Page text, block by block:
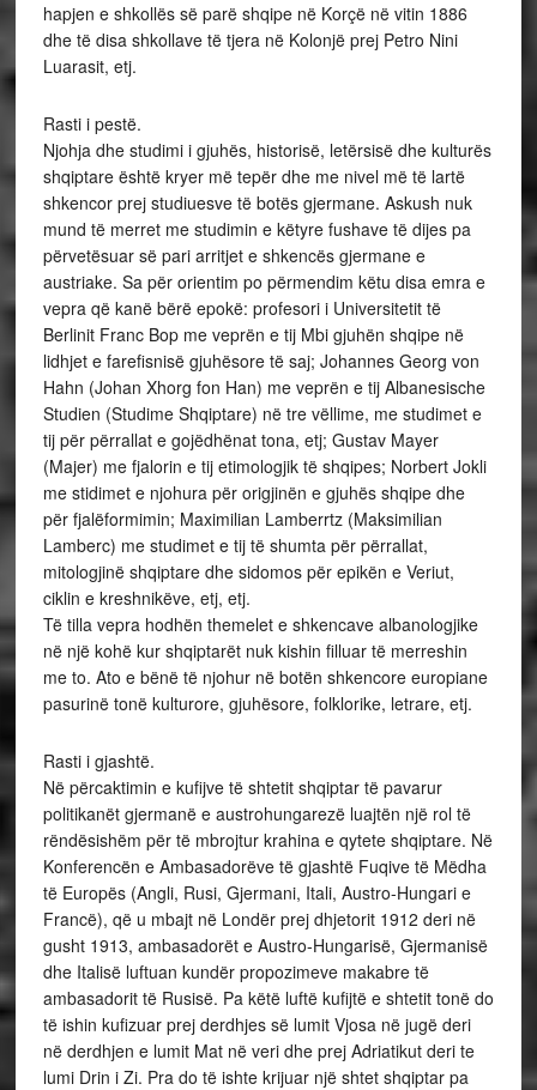
hapjen e shkollës së parë shqipe në Korçë në vitin 1886
dhe të disa shkollave të tjera në Kolonjë prej Petro Nini
Luarasit, etj.
Rasti i pestë.
Njohja dhe studimi i gjuhës, historisë, letërsisë dhe kulturës
shqiptare është kryer më tepër dhe me nivel më të lartë
shkencor prej studiuesve të botës gjermane. Askush nuk
mund të merret me studimin e këtyre fushave të dijes pa
përvetësuar së pari arritjet e shkencës gjermane e
austriake. Sa për orientim po përmendim këtu disa emra e
vepra që kanë bërë epokë: profesori i Universitetit të
Berlinit Franc Bop me veprën e tij Mbi gjuhën shqipe në
lidhjet e farefisnisë gjuhësore të saj; Johannes Georg von
Hahn (Johan Xhorg fon Han) me veprën e tij Albanesische
Studien (Studime Shqiptare) në tre vëllime, me studimet e
tij për përrallat e gojëdhënat tona, etj; Gustav Mayer
(Majer) me fjalorin e tij etimologjik të shqipes; Norbert Jokli
me stidimet e njohura për origjinën e gjuhës shqipe dhe
për fjalëformimin; Maximilian Lamberrtz (Maksimilian
Lamberc) me studimet e tij të shumta për përrallat,
mitologjinë shqiptare dhe sidomos për epikën e Veriut,
ciklin e kreshnikëve, etj, etj.
Të tilla vepra hodhën themelet e shkencave albanologjike
në një kohë kur shqiptarët nuk kishin filluar të merreshin
me to. Ato e bënë të njohur në botën shkencore europiane
pasurinë tonë kulturore, gjuhësore, folklorike, letrare, etj.
Rasti i gjashtë.
Në përcaktimin e kufijve të shtetit shqiptar të pavarur
politikanët gjermanë e austrohungarezë luajtën një rol të
rëndësishëm për të mbrojtur krahina e qytete shqiptare. Në
Konferencën e Ambasadorëve të gjashtë Fuqive të Mëdha
të Europës (Angli, Rusi, Gjermani, Itali, Austro-Hungari e
Francë), që u mbajt në Londër prej dhjetorit 1912 deri në
gusht 1913, ambasadorët e Austro-Hungarisë, Gjermanisë
dhe Italisë luftuan kundër propozimeve makabre të
ambasadorit të Rusisë. Pa këtë luftë kufijtë e shtetit tonë do
të ishin kufizuar prej derdhjes së lumit Vjosa në jugë deri
në derdhjen e lumit Mat në veri dhe prej Adriatikut deri te
lumi Drin i Zi. Pra do të ishte krijuar një shtet shqiptar pa